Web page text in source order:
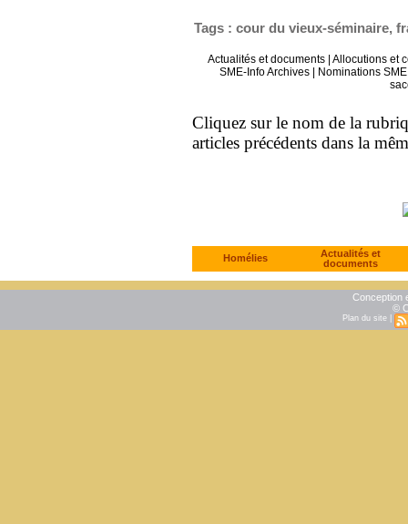
Tags :cour du vieux-séminaire,
Actualités et documents
Allocutions et
SME-Info Archives
Nominations
Cliquez sur le nom de la
articles précédents dans la
Homélies
Actualités et
documents
Conception
©
Plan du site